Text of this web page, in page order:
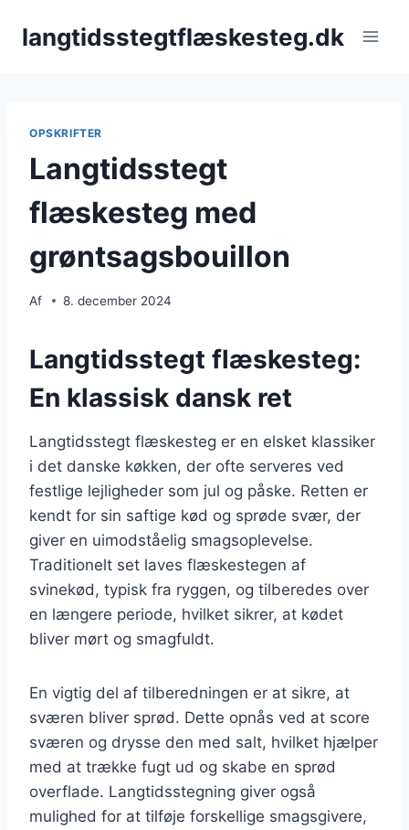
langtidsstegtflæskesteg.dk
OPSKRIFTER
Langtidsstegt
flæskesteg med
grøntsagsbouillon
Af 8. december 2024
Langtidsstegt flæskesteg:
En klassisk dansk ret
Langtidsstegt flæskesteg er en elsket klassiker
i det danske køkken, der ofte serveres ved
festlige lejligheder som jul og påske. Retten er
kendt for sin saftige kød og sprøde svær, der
giver en uimodståelig smagsoplevelse.
Traditionelt set laves flæskestegen af
svinekød, typisk fra ryggen, og tilberedes over
en længere periode, hvilket sikrer, at kødet
bliver mørt og smagfuldt.
En vigtig del af tilberedningen er at sikre, at
sværen bliver sprød. Dette opnås ved at score
sværen og drysse den med salt, hvilket hjælper
med at trække fugt ud og skabe en sprød
overflade. Langtidsstegning giver også
mulighed for at tilføje forskellige smagsgivere,